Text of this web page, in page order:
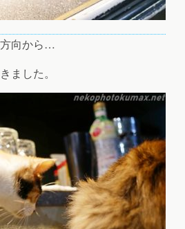
向から…
ました。